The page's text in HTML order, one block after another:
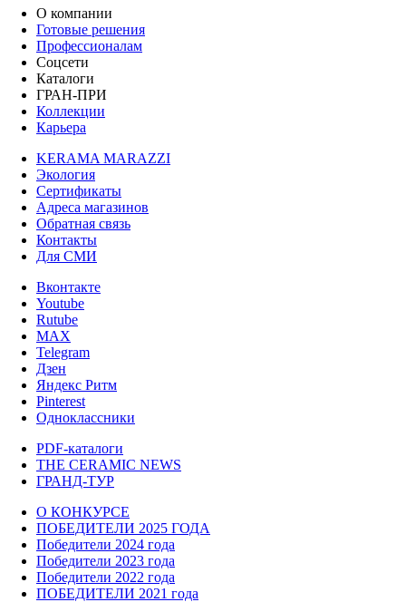
О компании
Готовые решения
Профессионалам
Соцсети
Каталоги
ГРАН-ПРИ
Коллекции
Карьера
KERAMA MARAZZI
Экология
Сертификаты
Адреса магазинов
Обратная связь
Контакты
Для СМИ
Вконтакте
Youtube
Rutube
MAX
Telegram
Дзен
Яндекс Ритм
Pinterest
Одноклассники
PDF-каталоги
THE CERAMIC NEWS
ГРАНД-ТУР
О КОНКУРСЕ
ПОБЕДИТЕЛИ 2025 ГОДА
Победители 2024 года
Победители 2023 года
Победители 2022 года
ПОБЕДИТЕЛИ 2021 года